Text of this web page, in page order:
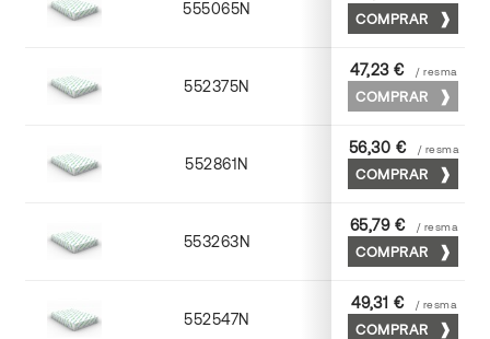
555065N 65 x 90
COMPRAR
552375N 75 x 53
47,23 € / resma
COMPRAR
552861N 63 x 88
56,30 € / resma
COMPRAR
553263N 63 x 88
65,79 € / resma
COMPRAR
552547N 45 x 64
49,31 € / resma
COMPRAR